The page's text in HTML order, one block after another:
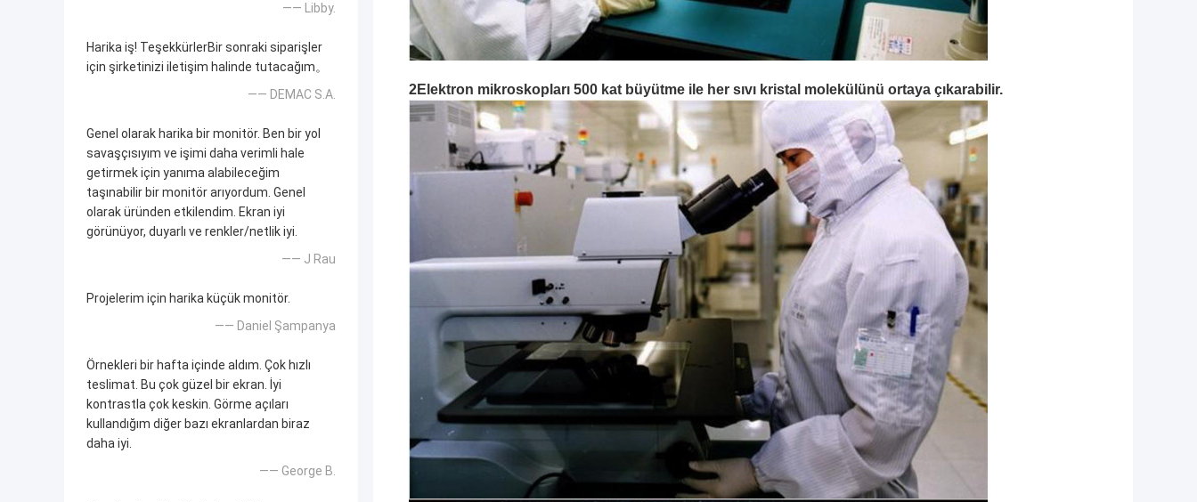
—— Libby.
Harika iş! TeşekkürlerBir sonraki siparişler
için şirketinizi iletişim halinde tutacağım。
—— DEMAC S.A.
Genel olarak harika bir monitör. Ben bir yol
savaşçısıyım ve işimi daha verimli hale
getirmek için yanıma alabileceğim
taşınabilir bir monitör arıyordum. Genel
olarak üründen etkilendim. Ekran iyi
görünüyor, duyarlı ve renkler/netlik iyi.
—— J Rau
Projelerim için harika küçük monitör.
—— Daniel Şampanya
Örnekleri bir hafta içinde aldım. Çok hızlı
teslimat. Bu çok güzel bir ekran. İyi
kontrastla çok keskin. Görme açıları
kullandığım diğer bazı ekranlardan biraz
daha iyi.
—— George B.
2Elektron mikroskopları 500 kat büyütme ile her sıvı kristal molekülünü ortaya çıkarabilir.